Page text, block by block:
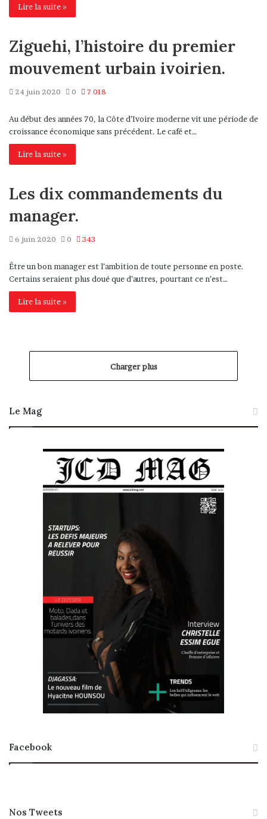
Lire la suite »
Ziguehi, l’histoire du premier
mouvement urbain ivoirien.
24 juin 2020 0 7 018
Au début des années 70, la Côte d’Ivoire moderne vit une période de
croissance économique sans précédent. Le café et…
Lire la suite »
Les dix commandements du
manager.
6 juin 2020 0 343
Être un bon manager est l’ambition de toute personne en poste.
Certains seraient plus doué que d’autres, pourtant ce n’est…
Lire la suite »
Charger plus
Le Mag
Facebook
Nos Tweets